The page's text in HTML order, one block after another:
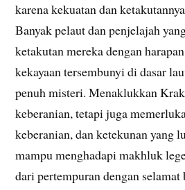
karena kekuatan dan
Banyak pelaut dan penjelajah
ketakutan mereka dengan
kekayaan tersembunyi di dasar
penuh misteri. Menaklukkan
keberanian, tetapi juga
keberanian, dan ketekunan yang
mampu menghadapi makhluk
dari pertempuran dengan selamat